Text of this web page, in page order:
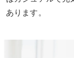
あります。